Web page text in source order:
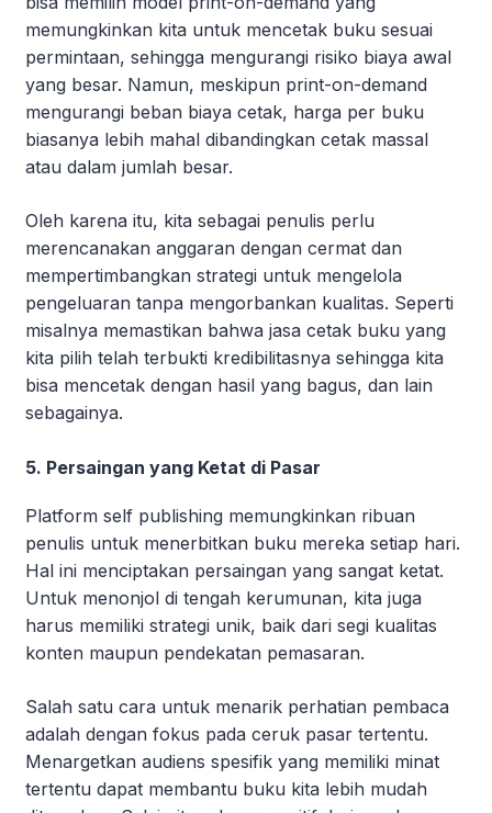
memungkinkan kita untuk mencetak buku sesuai
permintaan, sehingga mengurangi risiko biaya awal
yang besar. Namun, meskipun print-on-demand
mengurangi beban biaya cetak, harga per buku
biasanya lebih mahal dibandingkan cetak massal
atau dalam jumlah besar.
Oleh karena itu, kita sebagai penulis perlu
merencanakan anggaran dengan cermat dan
mempertimbangkan strategi untuk mengelola
pengeluaran tanpa mengorbankan kualitas. Seperti
misalnya memastikan bahwa jasa cetak buku yang
kita pilih telah terbukti kredibilitasnya sehingga kita
bisa mencetak dengan hasil yang bagus, dan lain
sebagainya.
5. Persaingan yang Ketat di Pasar
Platform self publishing memungkinkan ribuan
penulis untuk menerbitkan buku mereka setiap hari.
Hal ini menciptakan persaingan yang sangat ketat.
Untuk menonjol di tengah kerumunan, kita juga
harus memiliki strategi unik, baik dari segi kualitas
konten maupun pendekatan pemasaran.
Salah satu cara untuk menarik perhatian pembaca
adalah dengan fokus pada ceruk pasar tertentu.
Menargetkan audiens spesifik yang memiliki minat
tertentu dapat membantu buku kita lebih mudah